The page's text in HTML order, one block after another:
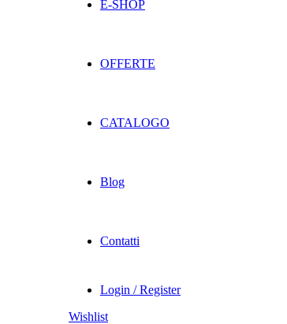
E-SHOP
OFFERTE
CATALOGO
Blog
Contatti
Login / Register
Wishlist